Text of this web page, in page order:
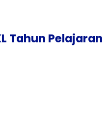
Tahun Pelajaran